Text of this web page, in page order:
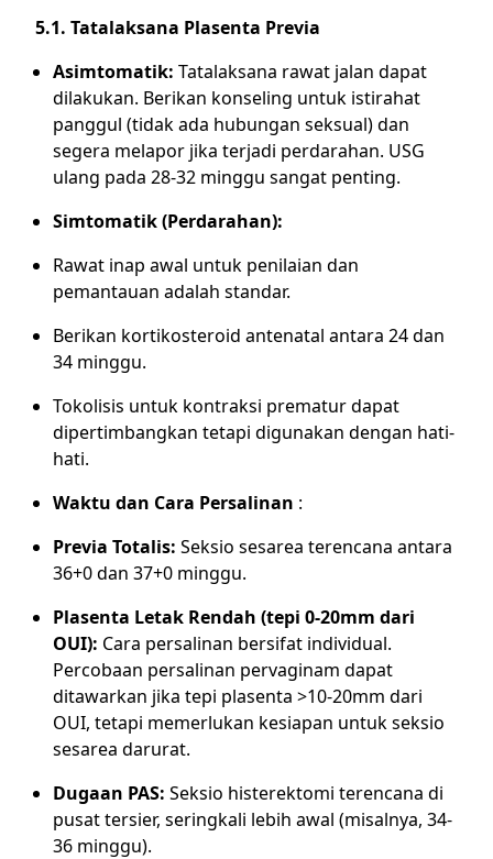
5.1. Tatalaksana Plasenta Previa
Asimtomatik: Tatalaksana rawat jalan dapat
dilakukan. Berikan konseling untuk istirahat
panggul (tidak ada hubungan seksual) dan
segera melapor jika terjadi perdarahan. USG
ulang pada 28-32 minggu sangat penting.
Simtomatik (Perdarahan):
Rawat inap awal untuk penilaian dan
pemantauan adalah standar.
Berikan kortikosteroid antenatal antara 24 dan
34 minggu.
Tokolisis untuk kontraksi prematur dapat
dipertimbangkan tetapi digunakan dengan hati-
hati.
Waktu dan Cara Persalinan :
Previa Totalis: Seksio sesarea terencana antara
36+0 dan 37+0 minggu.
Plasenta Letak Rendah (tepi 0-20mm dari
OUI): Cara persalinan bersifat individual.
Percobaan persalinan pervaginam dapat
ditawarkan jika tepi plasenta >10-20mm dari
OUI, tetapi memerlukan kesiapan untuk seksio
sesarea darurat.
Dugaan PAS: Seksio histerektomi terencana di
pusat tersier, seringkali lebih awal (misalnya, 34-
36 minggu).